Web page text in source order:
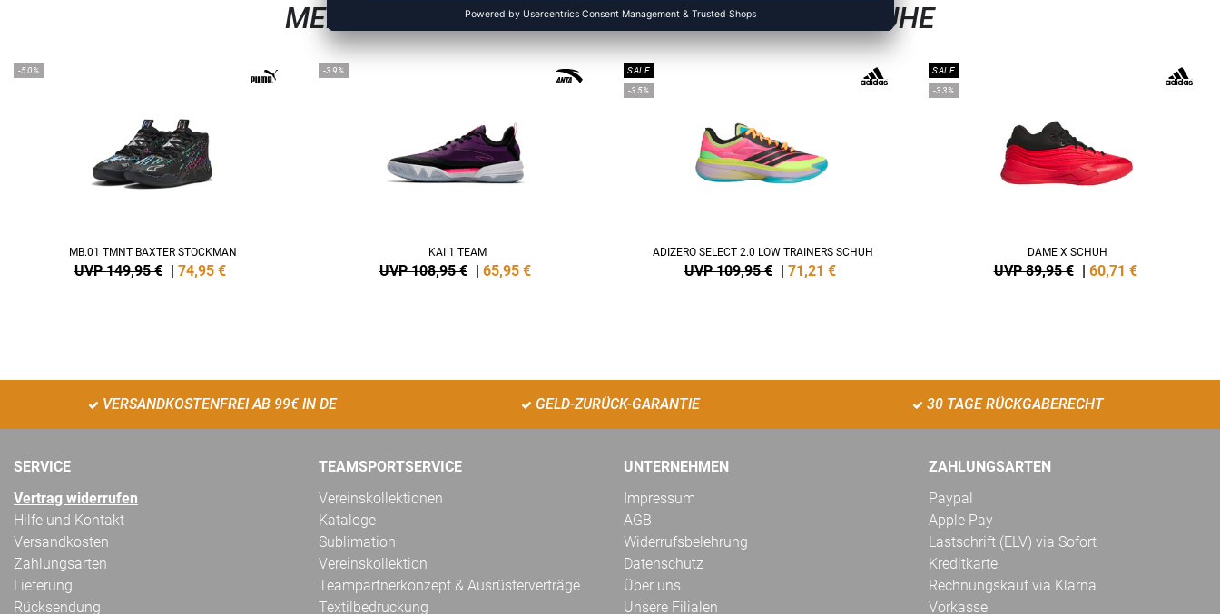
MEHR AUS DER KATEGORIE BASKETBALLSCHUHE
-50%
MB.01 TMNT BAXTER STOCKMAN
UVP 149,95 € | 74,95 €
-39%
KAI 1 TEAM
UVP 108,95 € | 65,95 €
SALE
-35%
ADIZERO SELECT 2.0 LOW TRAINERS SCHUH
UVP 109,95 € | 71,21 €
SALE
-33%
DAME X SCHUH
UVP 89,95 € | 60,71 €
VERSANDKOSTENFREI AB 99€ IN DE GELD-ZURÜCK-GARANTIE 30 TAGE RÜCKGABERECHT
SERVICE
Vertrag widerrufen
Hilfe und Kontakt
Versandkosten
Zahlungsarten
Lieferung
Rücksendung
TEAMSPORTSERVICE
Vereinskollektionen
Kataloge
Sublimation
Vereinskollektion
Teampartnerkonzept & Ausrüsterverträge
Textilbedruckung
UNTERNEHMEN
Impressum
AGB
Widerrufsbelehrung
Datenschutz
Über uns
Unsere Filialen
ZAHLUNGSARTEN
Paypal
Apple Pay
Lastschrift (ELV) via Sofort
Kreditkarte
Rechnungskauf via Klarna
Vorkasse